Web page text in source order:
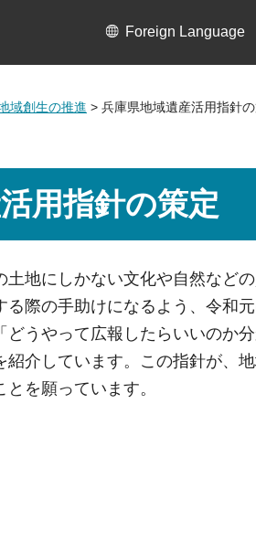
Foreign Language
域創生の推進 > 兵庫県地域遺産活用指針
用指針の策定
地にしかない文化や自然など
際の手助けになるよう、令和
うやって広報したらいいのか
介しています。この指針が、
を願っています。